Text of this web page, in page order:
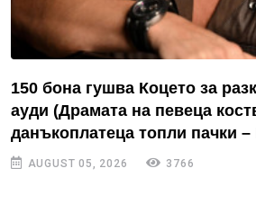
150 бона гушва Коцето за
ауди (Драмата на певеца
данъкоплатеца топли пачки
AUGUST 05, 2026 3766